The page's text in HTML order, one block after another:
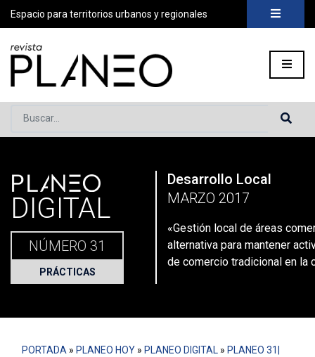
Espacio para territorios urbanos y regionales
Buscar...
Portada» Planeo Hoy Planeo Digital»PLANEO 31|
PLANEO
DIGITAL
NÚMERO 31
PRÁCTICAS
Desarrollo Local
MARZO 2017
«Gestión local de áreas
alternativa para mantener
de comercio tradicional en la
PORTADA » PLANEO HOY » PLANEO DIGITAL » PLANEO 31|